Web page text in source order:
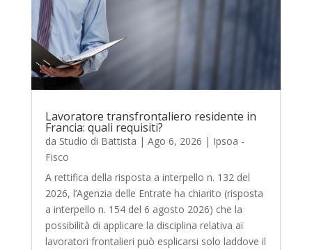
Lavoratore transfrontaliero residente in
Francia: quali requisiti?
da Studio di Battista | Ago 6, 2026 | Ipsoa -
Fisco
A rettifica della risposta a interpello n. 132 del
2026, l’Agenzia delle Entrate ha chiarito (risposta
a interpello n. 154 del 6 agosto 2026) che la
possibilità di applicare la disciplina relativa ai
lavoratori frontalieri può esplicarsi solo laddove il